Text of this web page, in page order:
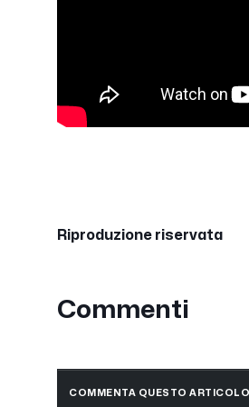
Riproduzione riservata
Commenti
COMMENTA QUESTO ARTICOLO